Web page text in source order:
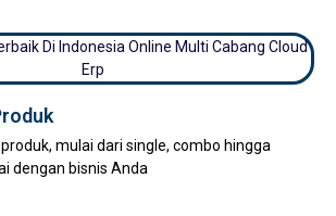
mulai dari single, combo hingga
dengan bisnis Anda